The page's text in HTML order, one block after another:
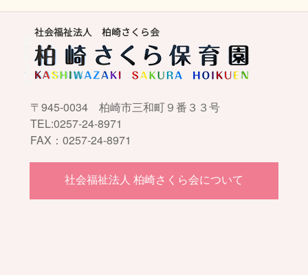
〒945-0034 柏崎市三和町９番３３号
TEL:0257-24-8971
FAX：0257-24-8971
社会福祉法人 柏崎さくら会について